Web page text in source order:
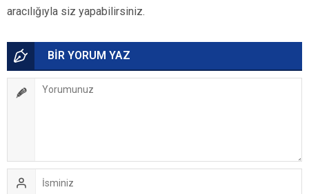
aracılığıyla siz yapabilirsiniz.
BİR YORUM YAZ